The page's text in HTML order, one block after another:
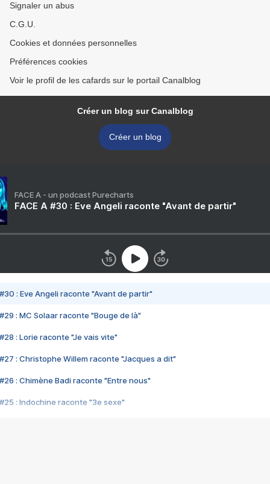
Signaler un abus
C.G.U.
Cookies et données personnelles
Préférences cookies
Voir le profil de les cafards sur le portail Canalblog
Créer un blog sur Canalblog
Créer un blog
FACE A - un podcast Purecharts
FACE A #30 : Eve Angeli raconte "Avant de partir"
#30 : Eve Angeli raconte "Avant de partir"
#29 : MC Solaar raconte "Bouge de là"
#28 : Lorie raconte "Je vais vite"
#27 : Christophe Willem raconte "Jacques a dit"
#26 : Chimène Badi raconte "Entre nous"
#25 : Indochine raconte "3e sexe"